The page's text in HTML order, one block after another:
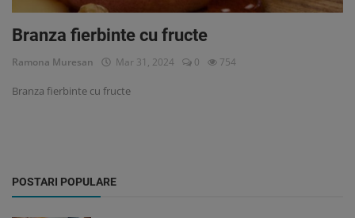
Produse benefice
Branza fierbinte cu fructe
Ramona Muresan Mar 31, 2024 0 754
Branza fierbinte cu fructe
POSTARI POPULARE